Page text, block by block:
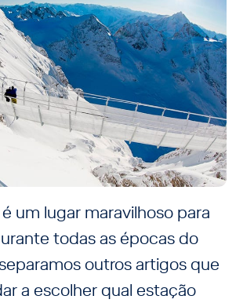
um lugar maravilhoso para
todas as épocas do
outros artigos que
a escolher qual estação